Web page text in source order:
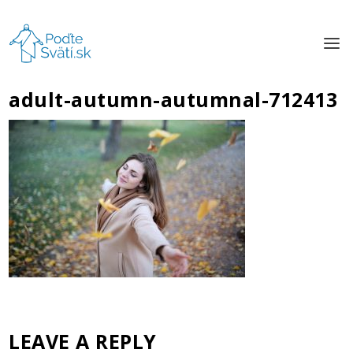
adult-autumn-autumnal-712413
LEAVE A REPLY